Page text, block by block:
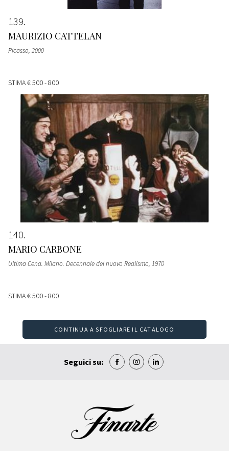
139
MAURIZIO CATTELAN
Picasso, 2000
STIMA€ 500 - 800
140
MARIO CARBONE
Ultima Cena. Milano. Decennale del nuovo Realismo, 1970
STIMA€ 500 - 800
CONTINUA A SFOGLIARE IL CATALOGO
Seguici su: